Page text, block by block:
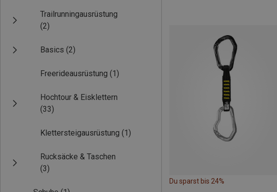
Trailrunningausrüstung
(2)
Basics (2)
Freerideausrüstung (1)
Hochtour & Eisklettern
(33)
Klettersteigausrüstung (1)
Rucksäcke & Taschen
(3)
Du sparst bis 24%